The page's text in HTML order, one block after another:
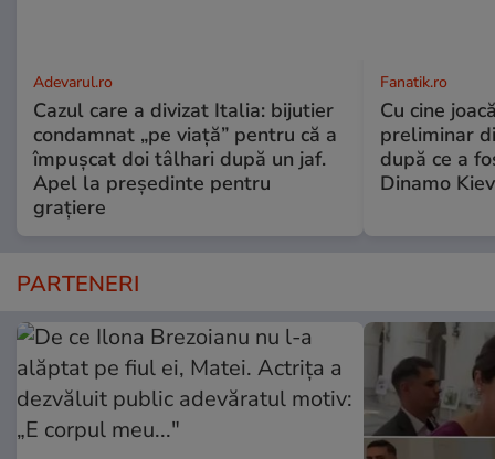
Adevarul.ro
Cazul care a divizat Italia: bijutier
condamnat „pe viață” pentru că a
împușcat doi tâlhari după un jaf.
Apel la președinte pentru
graţiere
Fanatik.ro
Cu cine
preliminar
după ce a
Dinamo
PARTENERI